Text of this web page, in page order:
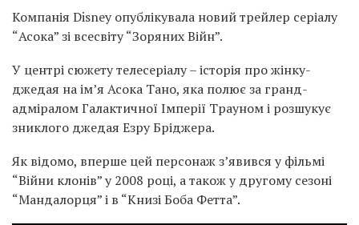
Компанія Disney опублікувала новий трейлер серіалу
“Асока” зі всесвіту “Зоряних Війн”.
У центрі сюжету телесеріалу – історія про жінку-
джедая на ім’я Асока Тано, яка полює за гранд-
адміралом Галактичної Імперії Трауном і розшукує
зниклого джедая Езру Бріджера.
Як відомо, вперше цей персонаж з’явився у фільмі
“Війни клонів” у 2008 році, а також у другому сезоні
“Мандалорця” і в “Книзі Боба Фетта”.